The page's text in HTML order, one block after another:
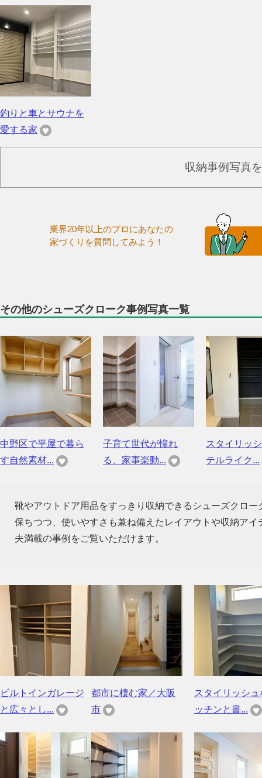
釣りと車とサウナを
愛する家
収納事例写真
業界20年以上のプロにあなたの
家づくりを質問してみよう！
その他のシューズクローク事例写真一覧
中野区で平屋で暮ら
す自然素材...
子育て世代が憧れ
る、家事楽動...
スタイリッ
テルライク...
靴やアウトドア用品をすっきり収納できるシューズクロ
保ちつつ、使いやすさも兼ね備えたレイアウトや収納ア
夫満載の事例をご覧いただけます。
ビルトインガレージ
と広々とし...
都市に棲む家／大阪
市
スタイリッシュ
ッチンと書...